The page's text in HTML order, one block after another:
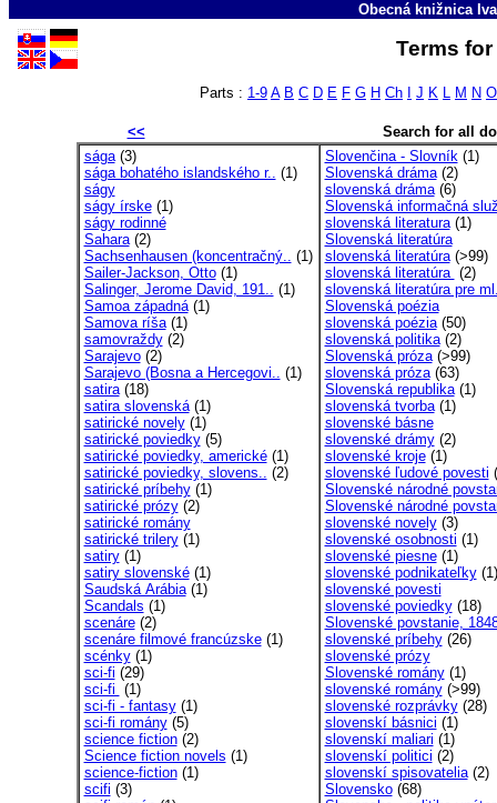
Obecná knižnica
Terms
Parts : 1-9 A B C D E F G H Ch J K L M N O
<<
Search for all
sága(3)
sága bohatého islandského r.. (1)
ságy
ságy írske(1)
ságy rodinné
Sahara(2)
Sachsenhausen (koncentračný.. (1)
Sailer-Jackson, Otto(1)
Salinger, Jerome David, 191.. (1)
Samoa západná(1)
Samova ríša(1)
samovraždy(2)
Sarajevo(2)
Sarajevo (Bosna a Hercegovi.. (1)
satira(18)
satira slovenská(1)
satirické novely(1)
satirické poviedky(5)
satirické poviedky, americké(1)
satirické poviedky, slovens.. (2)
satirické príbehy(1)
satirické prózy(2)
satirické romány
satirické trilery(1)
satiry(1)
satiry slovenské(1)
Saudská Arábia(1)
Scandals (1)
scenáre(2)
scenáre filmové francúzske(1)
scénky(1)
sci-fi (29)
sci-fi (1)
sci-fi - fantasy(1)
sci-fi romány(5)
science fiction(2)
Science fiction novels (1)
science-fiction(1)
scifi (3)
Slovenčina - Slovník(1)
Slovenská dráma(2)
slovenská dráma(6)
Slovenská informačná
slovenská literatura(1)
Slovenská literatúra
slovenská literatúra(>99)
slovenská literatúra (2)
slovenská literatúra pre
Slovenská poézia
slovenská poézia(50)
slovenská politika(2)
Slovenská próza(>99)
slovenská próza(63)
Slovenská republika(1)
slovenská tvorba(1)
slovenské básne
slovenské drámy(2)
slovenské kroje(1)
slovenské ľudové povesti
Slovenské národné
Slovenské národné
slovenské novely(3)
slovenské osobnosti (1)
slovenské piesne(1)
slovenské podnikateľky(1)
slovenské povesti
slovenské poviedky(18)
Slovenské povstanie,
slovenské príbehy(26)
slovenské prózy
Slovenské romány(1)
slovenské romány(>99)
slovenské rozprávky(28)
slovenskí básnici (1)
slovenskí maliari (1)
slovenskí politici (2)
slovenskí spisovatelia(2)
Slovensko(68)